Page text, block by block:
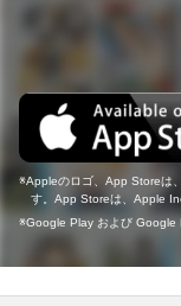
Appleのロゴ、App Storeは
す。App Storeは、Apple
Google Play および Google